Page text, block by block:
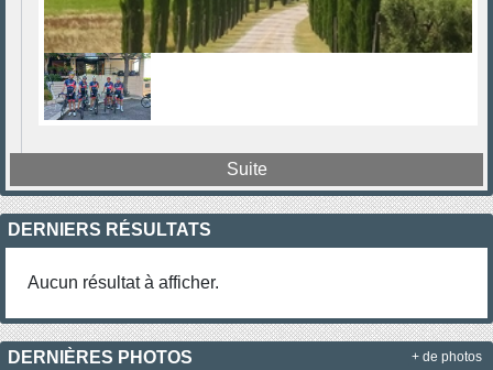
Suite
DERNIERS RÉSULTATS
Aucun résultat à afficher.
DERNIÈRES PHOTOS + de photos